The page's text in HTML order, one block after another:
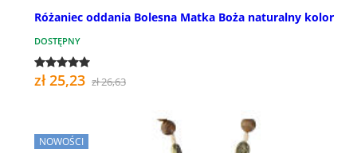
Różaniec oddania Bolesna Matka Boża naturalny kolor
DOSTĘPNY
zł 25,23 zł 26,63
NOWOŚCI